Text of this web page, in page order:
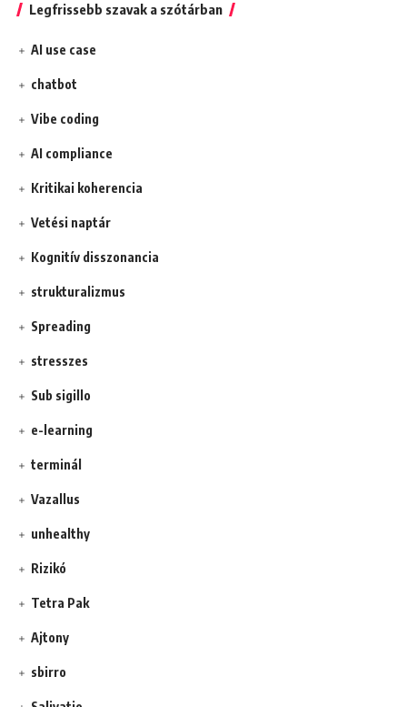
Legfrissebb szavak a szótárban
AI use case
chatbot
Vibe coding
AI compliance
Kritikai koherencia
Vetési naptár
Kognitív disszonancia
strukturalizmus
Spreading
stresszes
Sub sigillo
e-learning
terminál
Vazallus
unhealthy
Rizikó
Tetra Pak
Ajtony
sbirro